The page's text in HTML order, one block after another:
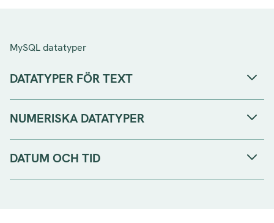
MySQL datatyper
DATATYPER FÖR TEXT
NUMERISKA DATATYPER
DATUM OCH TID